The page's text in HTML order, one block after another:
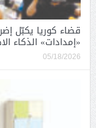
قضاء كوريا يكبّل
«إمدادات» الذكاء
05/18/2026